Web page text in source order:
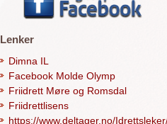
Lenker
Dimna IL
Facebook Molde Olymp
Friidrett Møre og Romsdal
Friidrettlisens
https://www.deltager.no/Idrettsleker/